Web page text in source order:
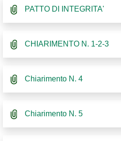
PATTO DI INTEGRITA'
CHIARIMENTO N. 1-2-3
Chiarimento N. 4
Chiarimento N. 5